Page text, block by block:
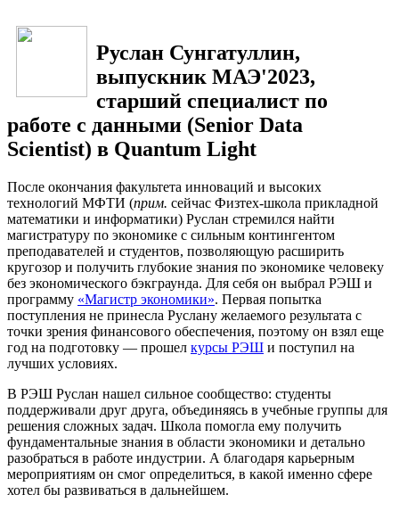
Руслан Сунгатуллин,
выпускник МАЭ'2023,
старший специалист по
работе с данными (Senior Data
Scientist) в Quantum Light
После окончания факультета инноваций и высоких
технологий МФТИ (прим. сейчас Физтех-школа прикладной
математики и информатики) Руслан стремился найти
магистратуру по экономике с сильным контингентом
преподавателей и студентов, позволяющую расширить
кругозор и получить глубокие знания по экономике человеку
без экономического бэкграунда. Для себя он выбрал РЭШ и
программу «Магистр экономики». Первая попытка
поступления не принесла Руслану желаемого результата с
точки зрения финансового обеспечения, поэтому он взял еще
год на подготовку — прошел курсы РЭШ и поступил на
лучших условиях.
В РЭШ Руслан нашел сильное сообщество: студенты
поддерживали друг друга, объединяясь в учебные группы для
решения сложных задач. Школа помогла ему получить
фундаментальные знания в области экономики и детально
разобраться в работе индустрии. А благодаря карьерным
мероприятиям он смог определиться, в какой именно сфере
хотел бы развиваться в дальнейшем.